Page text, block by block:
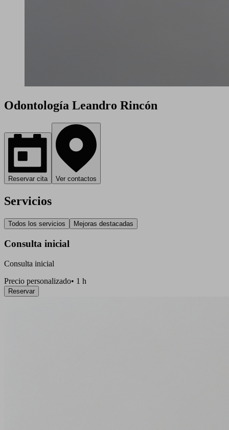
Odontología Leandro Rincón
Reservar cita Ver contactos
Servicios
Todos los servicios Mejoras destacadas
Consulta inicial
Consulta inicial
Precio personalizado• 1 h
Reservar